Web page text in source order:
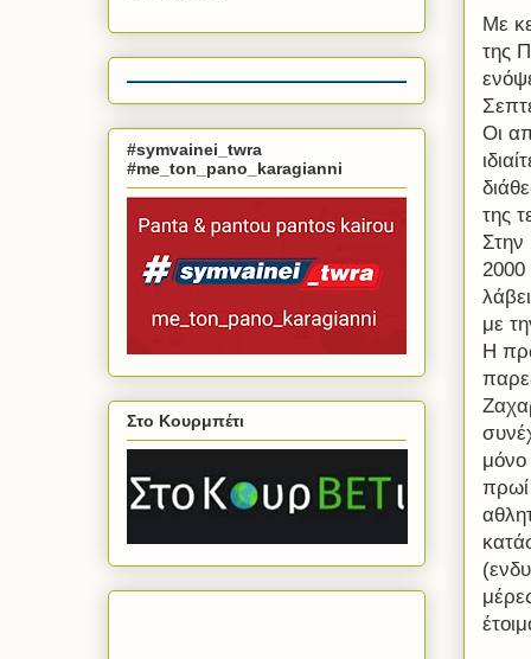
Με
της
Οι
της
Στην
2000
με
Η
πρωί
#symvainei_twra
#me_ton_pano_karagianni
Στο Κουρμπέτι